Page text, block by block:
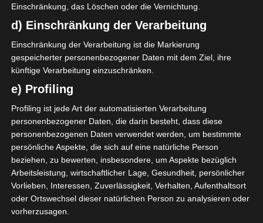
Sabri Ben Hassen
Abdelmouhib Chamekh
Verteidiger
Montassar Talbi
Dylan Bronn
Omar Rekik
Adem Arous
Raed Chikhaoui
Yan Valery
Ali Abdi
Mohamed Amine Ben Hamida
Einschränkung, das Löschen oder die Vernichtung.
d) Einschränkung der Verarbeitung
Einschränkung der Verarbeitung ist die Markierung
gespeicherter personenbezogener Daten mit dem Ziel, ihre
künftige Verarbeitung einzuschränken.
e) Profiling
Profiling ist jede Art der automatisierten Verarbeitung
personenbezogener Daten, die darin besteht, dass diese
personenbezogenen Daten verwendet werden, um bestimmte
persönliche Aspekte, die sich auf eine natürliche Person
beziehen, zu bewerten, insbesondere, um Aspekte bezüglich
Arbeitsleistung, wirtschaftlicher Lage, Gesundheit, persönlicher
Vorlieben, Interessen, Zuverlässigkeit, Verhalten, Aufenthaltsort
oder Ortswechsel dieser natürlichen Person zu analysieren oder
vorherzusagen.